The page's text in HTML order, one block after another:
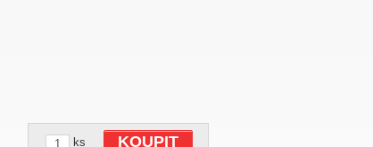
ks KOUPIT